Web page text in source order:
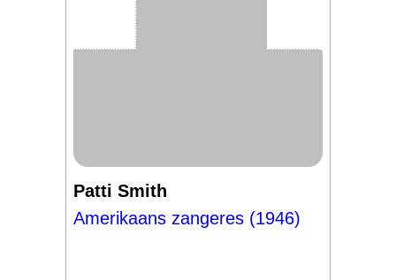
Patti Smith
Amerikaans zangeres (1946)